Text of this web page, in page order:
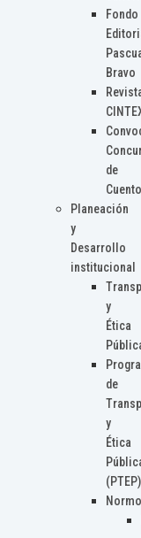
Fondo
Bravo
de
Cuento
Planeación
y
Desarrollo
institucional
y
Ética
de
y
Ética
(PTEP)